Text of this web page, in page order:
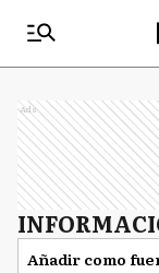
Ads
Añadir como